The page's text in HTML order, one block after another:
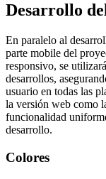
Desarrollo
En paralelo al
parte mobile del
responsivo, se
desarrollos,
usuario en todas las
la versión web como
funcionalidad
desarrollo.
Colores